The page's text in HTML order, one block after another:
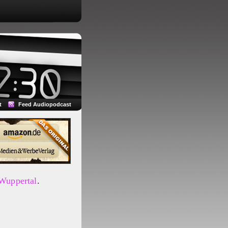
Feed Audiopodcast
.